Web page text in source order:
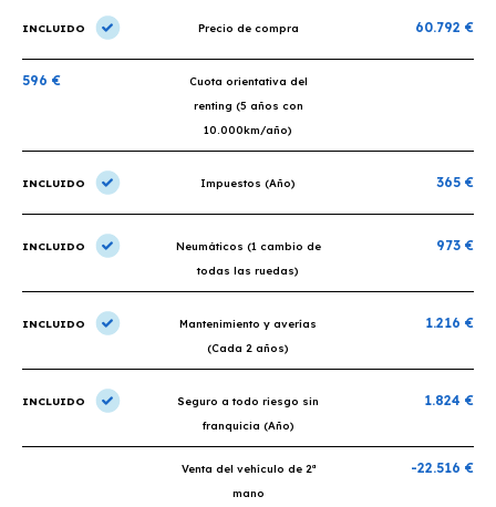
INCLUIDO Precio de compra 60.792 €
596 €
Cuota orientativa del
renting (5 años con
10.000km/año)
INCLUIDO Impuestos (Año) 365 €
INCLUIDO
Neumáticos (1 cambio de
todas las ruedas)
973 €
INCLUIDO
Mantenimiento y averías
(Cada 2 años)
1.216 €
INCLUIDO
Seguro a todo riesgo sin
franquicia (Año)
1.824 €
Venta del vehículo de 2ª
mano
-22.516 €